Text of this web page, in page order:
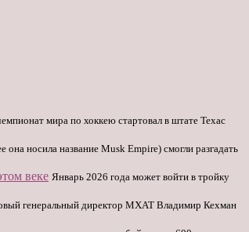
мира по хоккею стартовал в штате Техас
носила название Musk Empire) смогли разгадать
веке Январь 2026 года может войти в тройку
генеральный директор МХАТ Владимир Кехман